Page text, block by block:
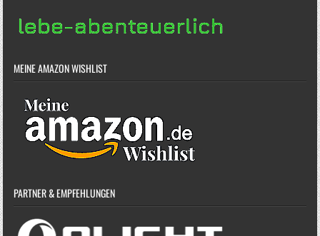
MEINE AMAZON WISHLIST
PARTNER & EMPFEHLUNGEN